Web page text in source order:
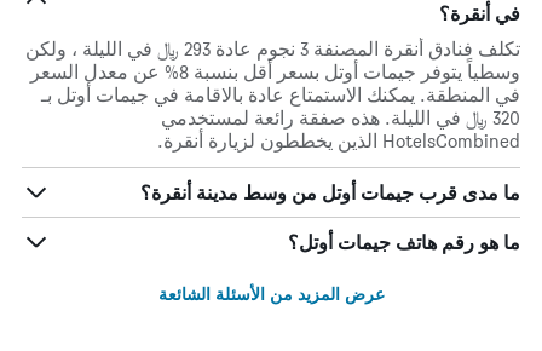
في أنقرة؟
تكلف فنادق أنقرة المصنفة 3 نجوم عادة 293 ﷼ في الليلة ، ولكن
وسطياً يتوفر جيمات أوتل بسعر أقل بنسبة 8% عن معدل السعر
في المنطقة. يمكنك الاستمتاع عادة بالاقامة في جيمات أوتل بـ
320 ﷼ في الليلة. هذه صفقة رائعة لمستخدمي
HotelsCombined الذين يخططون لزيارة أنقرة.
ما مدى قرب جيمات أوتل من وسط مدينة أنقرة؟
ما هو رقم هاتف جيمات أوتل؟
عرض المزيد من الأسئلة الشائعة